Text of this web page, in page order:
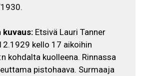
kuvaus: Etsivä Lauri Tanner
kello 17 aikoihin
kohdalta kuolleena. Rinnassa
pistohaava. Surmaaja